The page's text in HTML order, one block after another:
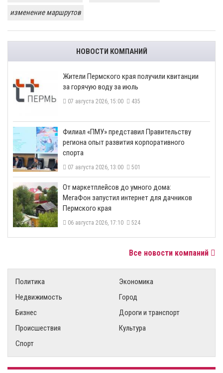
изменение маршрутов
НОВОСТИ КОМПАНИЙ
​Жители Пермского края получили квитанции
за горячую воду за июль
07 августа 2026, 15:00 435
​Филиал «ПМУ» представил Правительству
региона опыт развития корпоративного
спорта
07 августа 2026, 13:00 501
От маркетплейсов до умного дома:
МегаФон запустил интернет для дачников
Пермского края
06 августа 2026, 17:10 524
Все новости компаний
Политика
Экономика
Недвижимость
Город
Бизнес
Дороги и транспорт
Происшествия
Культура
Спорт